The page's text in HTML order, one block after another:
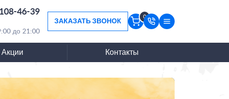
46-39
до 21:00
ЗАКАЗАТЬ ЗВОНОК
0
Акции Контакты